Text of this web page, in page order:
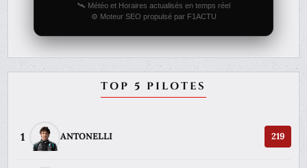
🛰️ Météo et Horaires actualisés en temps réel
⚙️ Moteur SEO propulsé par F1ACTU
TOP 5 PILOTES
1 ANTONELLI 219